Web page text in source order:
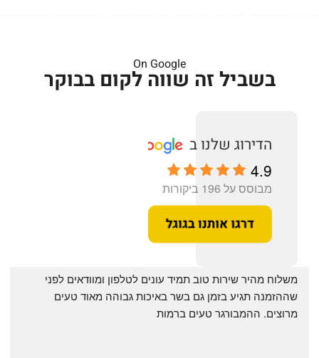
On Google
בשביל זה שווה לקום בבוקר
4.9
מבוסס על 196 ביקורות
מרוצים. ההמבורגר טעים ברמות